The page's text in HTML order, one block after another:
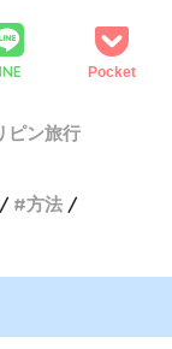
Pocket
ピン旅行
方法